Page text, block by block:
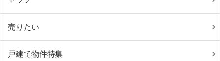
売りたい
戸建て物件特集